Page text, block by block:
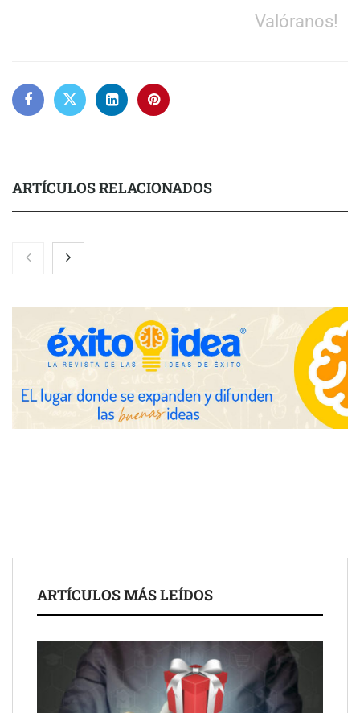
Valóranos!
ARTÍCULOS RELACIONADOS
Nicols presenta seis modelos de anillos de compromiso para el
eclipse solar del 12 de agosto
Zoomex mejora su Strategy Center con herramientas
avanzadas para trading estratégico
COMPALISS de LYSOTRIC: cuando un solo producto multiplica
las posibilidades del salón profesional
ARTÍCULOS MÁS LEÍDOS